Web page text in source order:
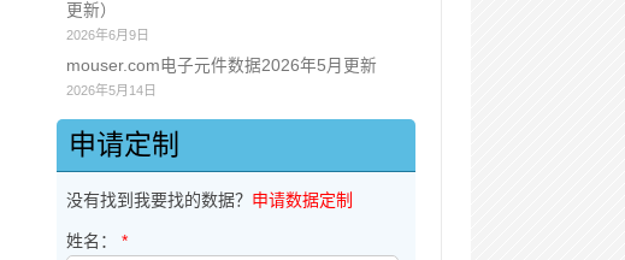
更新）
2026年6月9日
mouser.com电子元件数据2026年5月更新
2026年5月14日
申请定制
没有找到我要找的数据？ 申请数据定制
姓名：*